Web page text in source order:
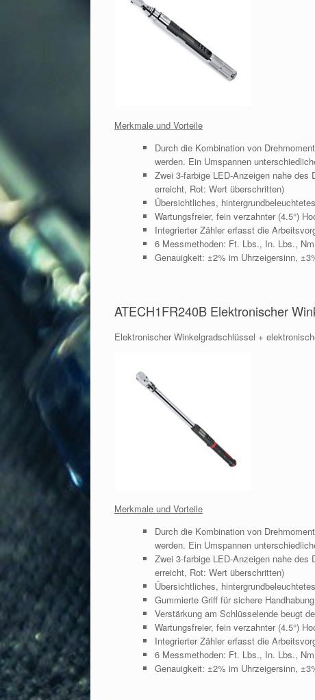
Merkmale und Vorteile
Durch die Kombination von
werden. Ein Umspannen
Zwei 3-farbige LED-Anzeigen nahe
erreicht, Rot: Wert überschritten)
Übersichtliches,
Wartungsfreier, fein verzahnter (4.5°)
Integrierter Zähler erfasst die
6 Messmethoden: Ft. Lbs., In. Lbs.,
Genauigkeit: ±2% im Uhrzeigersinn,
ATECH1FR240B Elektronischer
Elektronischer Winkelgradschlüssel +
Merkmale und Vorteile
Durch die Kombination von
werden. Ein Umspannen
Zwei 3-farbige LED-Anzeigen nahe
erreicht, Rot: Wert überschritten)
Übersichtliches,
Gummierte Griff für sichere Handhabung
Verstärkung am Schlüsselende beugt
Wartungsfreier, fein verzahnter (4.5°)
Integrierter Zähler erfasst die
6 Messmethoden: Ft. Lbs., In. Lbs.,
Genauigkeit: ±2% im Uhrzeigersinn,